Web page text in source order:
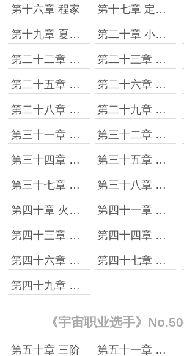
第十六章 程家 第十七章 定级赛
第十九章 夏国官方直播间 第二十章 小镇细雨，神级对战
第二十二章 射杀 第二十三章 八极虎扑！
第二十五章 许景明和高崇 第二十六章 巅峰对决［上］
第二十八章 落幕 第二十九章 早间新闻
第三十一章 柳海教徒［上］ 第三十二章 柳海教徒［下］
第三十四章 夏国排名 第三十五章 任务空间开启
第三十七章 名列榜单 第三十八章 全球沸腾
第四十章 火种杯 第四十一章 柳海的视频
第四十三章 一个月 第四十四章 最后一名队友
第四十六章 如今的程子豪 第四十七章 怒意
第四十九章 火在胸膛燃烧
《宇宙职业选手》
第五十章 三阶 第五十一章 巩固境界